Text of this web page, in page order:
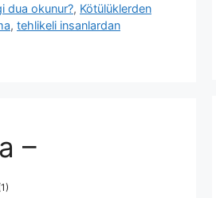
dua okunur?, Kötülüklerden
, tehlikeli insanlardan
–